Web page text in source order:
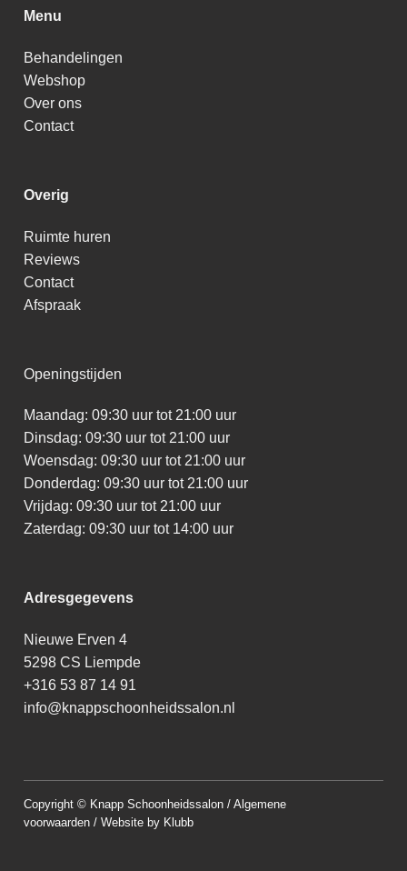
Menu
Behandelingen
Webshop
Over ons
Contact
Overig
Ruimte huren
Reviews
Contact
Afspraak
Openingstijden
Maandag: 09:30 uur tot 21:00 uur
Dinsdag: 09:30 uur tot 21:00 uur
Woensdag: 09:30 uur tot 21:00 uur
Donderdag: 09:30 uur tot 21:00 uur
Vrijdag: 09:30 uur tot 21:00 uur
Zaterdag: 09:30 uur tot 14:00 uur
Adresgegevens
Nieuwe Erven 4
5298 CS Liempde
+316 53 87 14 91
info@knappschoonheidssalon.nl
Copyright © Knapp Schoonheidssalon /Algemene
voorwaarden / Website by Klubb